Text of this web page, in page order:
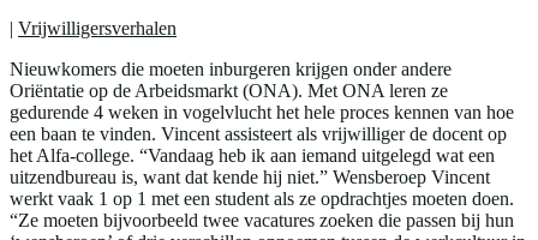
| Vrijwilligersverhalen
Nieuwkomers die moeten inburgeren krijgen onder andere
Oriëntatie op de Arbeidsmarkt (ONA). Met ONA leren ze
gedurende 4 weken in vogelvlucht het hele proces kennen van hoe
een baan te vinden. Vincent assisteert als vrijwilliger de docent op
het Alfa-college. “Vandaag heb ik aan iemand uitgelegd wat een
uitzendbureau is, want dat kende hij niet.” Wensberoep Vincent
werkt vaak 1 op 1 met een student als ze opdrachtjes moeten doen.
“Ze moeten bijvoorbeeld twee vacatures zoeken die passen bij hun